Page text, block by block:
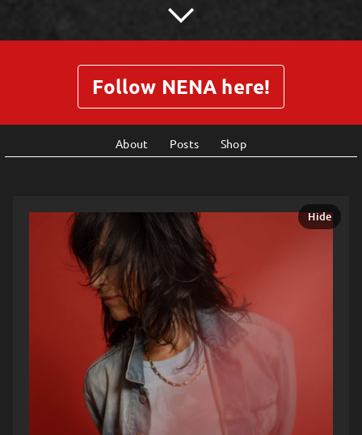
Follow NENA here!
About Posts Shop
Hide